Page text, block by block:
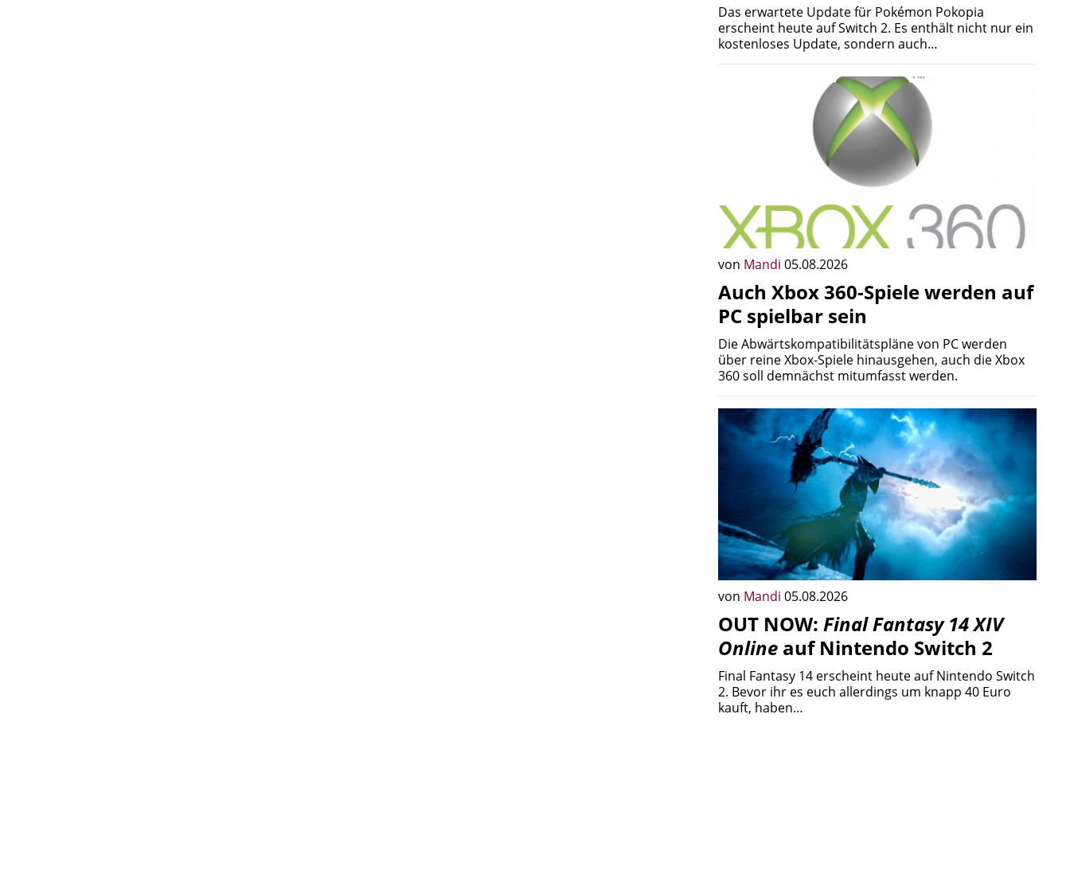
Das erwartete Update für Pokémon Pokopia
erscheint heute auf Switch 2. Es enthält nicht nur ein
kostenloses Update, sondern auch…
von Mandi 05.08.2026
Auch Xbox 360-Spiele werden auf
PC spielbar sein
Die Abwärtskompatibilitätspläne von PC werden
über reine Xbox-Spiele hinausgehen, auch die Xbox
360 soll demnächst mitumfasst werden.
von Mandi 05.08.2026
OUT NOW: Final Fantasy 14 XIV
Online auf Nintendo Switch 2
Final Fantasy 14 erscheint heute auf Nintendo Switch
2. Bevor ihr es euch allerdings um knapp 40 Euro
kauft, haben…